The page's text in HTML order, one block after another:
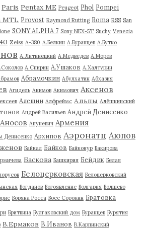
Paris Pentax ME Peugeot Phol Pompei
MTL Provost Raymond Rutting Roma RSS San
SONY ALPHA 7 Sony NEX-5T Suchy Venezia
Zeiss А-380 А.Белкин А.Буранцев А.Бутко
А.Литинецкий А.Медведев А.Морев
А.Спирин А.Ушаков А.Халтурин
Абрамочкин Абулхатин Абхазия
Агидель Акимов Акимович Аксенов
Алешин Алфреймс Альпы Алёшкинский
Андрей Васильев Андрей Денисенко
Аносов Апуневич Армения
Денисенко Архипов Аэронатц Аюпов
Байкал Байков Байконур Бакирова
Баскова Башкирия Бейдик Белая
Белоцерковская Белоцерковский
Богданов Богоявление Болгария Болшево
Боряна Росса Босс Сорокин Братовка
Бритвина Булгаковский дом Буранцев Бурятия
В.Ермаков В.Иванов В.Карпинский